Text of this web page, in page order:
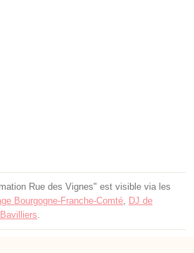
Rue des Vignes" est visible via les
Bourgogne-Franche-Comté DJ de